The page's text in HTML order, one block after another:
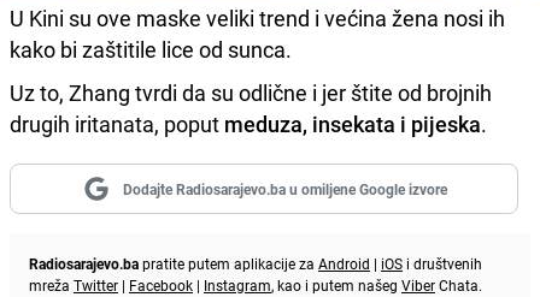
U Kini su ove maske veliki trend i većina žena nosi ih
kako bi zaštitile lice od sunca.
Uz to, Zhang tvrdi da su odlične i jer štite od brojnih
drugih iritanata, poput meduza, insekata i pijeska.
Dodajte Radiosarajevo.ba u omiljene Google izvore
Radiosarajevo.bapratite putem aplikacije za Android | iOS i društvenih
mreža Twitter | Facebook | Instagram, kao i putem našeg ViberChata.